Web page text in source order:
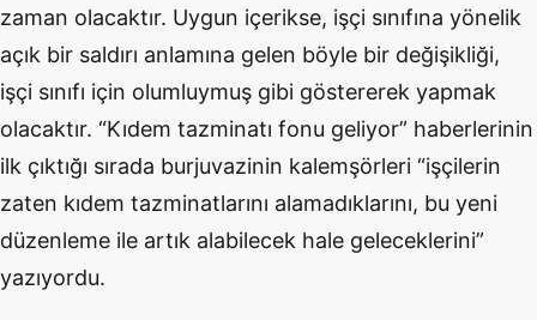
zaman olacaktır. Uygun içerikse, işçi sınıfına yönelik
açık bir saldırı anlamına gelen böyle bir değişikliği,
işçi sınıfı için olumluymuş gibi göstererek yapmak
olacaktır. “Kıdem tazminatı fonu geliyor” haberlerinin
ilk çıktığı sırada burjuvazinin kalemşörleri “işçilerin
zaten kıdem tazminatlarını alamadıklarını, bu yeni
düzenleme ile artık alabilecek hale geleceklerini”
yazıyordu.